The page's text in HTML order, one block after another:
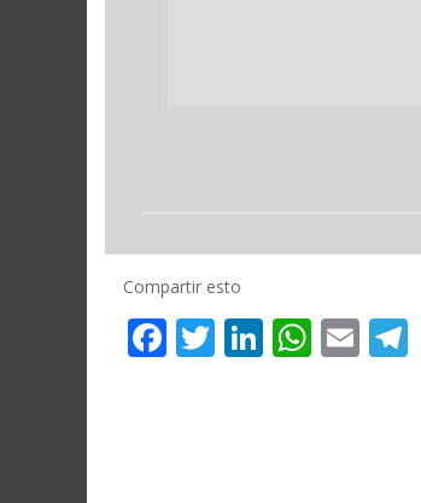
Compartir esto
Facebook
Twitter
LinkedIn